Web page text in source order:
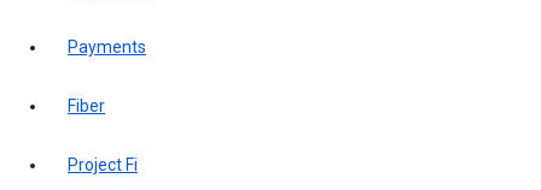
Payments
Fiber
Project Fi